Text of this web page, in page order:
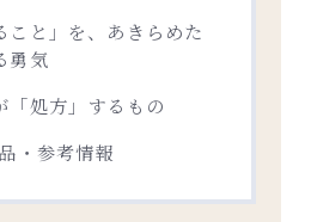
こと」を、あきらめた
勇気
「処方」するもの
・参考情報